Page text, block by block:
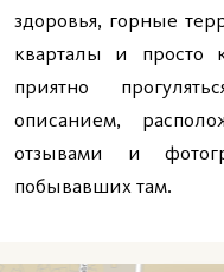
здоровья, горные
кварталы и просто
приятно
описанием,
отзывами и
побывавших там.